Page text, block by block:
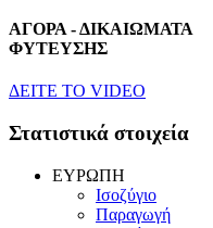
ΑΓΟΡΑ - ΔΙΚΑΙΩΜΑΤΑ
ΦΥΤΕΥΣΗΣ
ΔEITE TO VIDEO
Στατιστικά στοιχεία
EYPΩΠH
Ισοζύγιο
Παραγωγή